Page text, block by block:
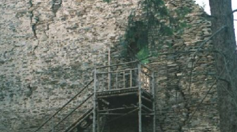
KONEC SLIDESHOW